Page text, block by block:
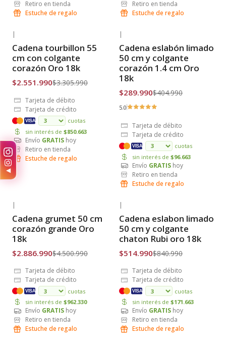
Retiro en tienda
Estuche de regalo
Retiro en tienda
Estuche de regalo
Envío Gratis
|
Cadena tourbillon 55
cm con colgante
corazón Oro 18k
$2.551.990$3.305.990
Tarjeta de débito
Tarjeta de crédito
VISA
cuotas
sin interés de $850.663
Envío GRATIS hoy
Retiro en tienda
Estuche de regalo
Envío Gratis
|
Cadena eslabón limado
50 cm y colgante
corazón 1.4 cm Oro
18k
$289.990$404.990
5.0
Tarjeta de débito
Tarjeta de crédito
VISA
cuotas
sin interés de $96.663
Envío GRATIS hoy
Retiro en tienda
Estuche de regalo
Envío Gratis
|
Cadena grumet 50 cm
corazón grande Oro
18k
$2.886.990$4.500.990
Tarjeta de débito
Tarjeta de crédito
VISA
cuotas
sin interés de $962.330
Envío GRATIS hoy
Retiro en tienda
Estuche de regalo
Envío Gratis
|
Cadena eslabon limado
50 cm y colgante
chaton Rubi oro 18k
$514.990$840.990
Tarjeta de débito
Tarjeta de crédito
VISA
cuotas
sin interés de $171.663
Envío GRATIS hoy
Retiro en tienda
Estuche de regalo
◀